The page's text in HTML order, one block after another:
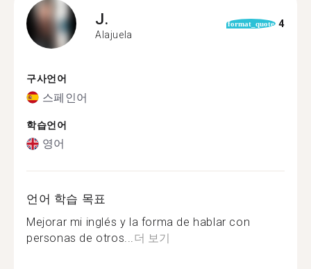
J.
Alajuela
format_quote 4
구사언어
스페인어
학습언어
영어
언어 학습 목표
Mejorar mi inglés y la forma de hablar con
personas de otros...더 보기